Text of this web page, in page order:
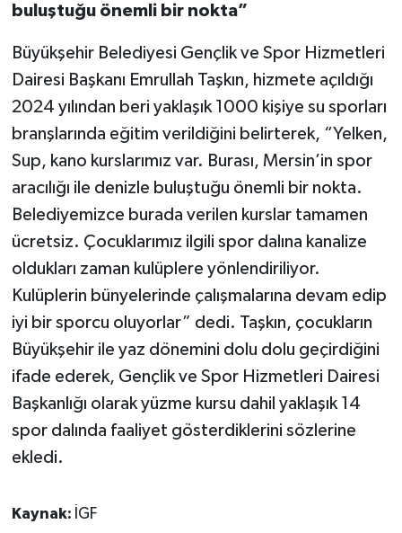
buluştuğu önemli bir nokta”
Büyükşehir Belediyesi Gençlik ve Spor Hizmetleri
Dairesi Başkanı Emrullah Taşkın, hizmete açıldığı
2024 yılından beri yaklaşık 1000 kişiye su sporları
branşlarında eğitim verildiğini belirterek, “Yelken,
Sup, kano kurslarımız var. Burası, Mersin’in spor
aracılığı ile denizle buluştuğu önemli bir nokta.
Belediyemizce burada verilen kurslar tamamen
ücretsiz. Çocuklarımız ilgili spor dalına kanalize
oldukları zaman kulüplere yönlendiriliyor.
Kulüplerin bünyelerinde çalışmalarına devam edip
iyi bir sporcu oluyorlar” dedi. Taşkın, çocukların
Büyükşehir ile yaz dönemini dolu dolu geçirdiğini
ifade ederek, Gençlik ve Spor Hizmetleri Dairesi
Başkanlığı olarak yüzme kursu dahil yaklaşık 14
spor dalında faaliyet gösterdiklerini sözlerine
ekledi.
Kaynak: İGF